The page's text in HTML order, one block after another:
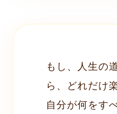
もし、人生の
ら、どれだけ
自分が何をす